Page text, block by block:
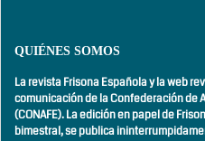
QUIÉNES SOMOS
La revista Frisona Española y la web
comunicación de la Confederación de
(CONAFE). La edición en papel de
bimestral,se publica